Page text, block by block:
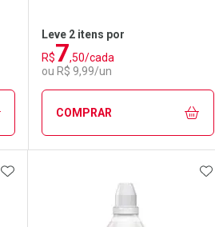
FECHAR
FECHAR
Leve 2 itens por
R$7,50/cada
ou R$ 9,99/un
COMPRAR
Laboratório
Por Menos
ADICIONAR AOS FAVORITOS